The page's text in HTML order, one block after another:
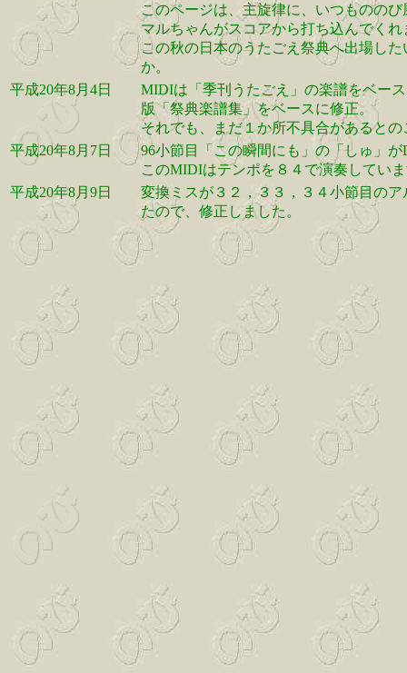
このページは、主旋律に、いつものの
マルちゃんがスコアから打ち込んでく
この秋の日本のうたごえ祭典へ出場し
か。
平成20年8月4日
MIDIは「季刊うたごえ」の楽譜をベー
版「祭典楽譜集」をベースに修正。
それでも、まだ１か所不具合があると
平成20年8月7日
96小節目「この瞬間にも」の「しゅ」
このMIDIはテンポを８４で演奏してい
平成20年8月9日
変換ミスが３２，３３，３４小節目の
たので、修正しました。